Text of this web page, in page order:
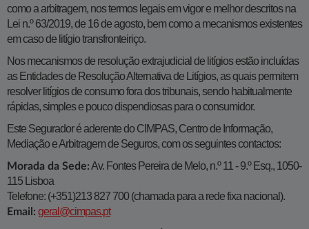
como a arbitragem, nos termos legais em vigor e melhor descritos na
Lei n.º 63/2019, de 16 de agosto, bem como a mecanismos existentes
em caso de litígio transfronteiriço.
Nos mecanismos de resolução extrajudicial de litígios estão incluídas
as Entidades de Resolução Alternativa de Litígios, as quais permitem
resolver litígios de consumo fora dos tribunais, sendo habitualmente
rápidas, simples e pouco dispendiosas para o consumidor.
Este Segurador é aderente do CIMPAS, Centro de Informação,
Mediação e Arbitragem de Seguros, com os seguintes contactos:
Morada da Sede:Av. Fontes Pereira de Melo, n.º 11 - 9.º Esq., 1050-
115 Lisboa
Telefone: (+351)213 827 700 (chamada para a rede fixa nacional).
Email: geral@cimpas.pt